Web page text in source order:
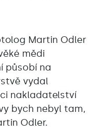
Martin Odler
mědi
působí na
vydal
nakladatelství
bych nebyl tam,
Odler.